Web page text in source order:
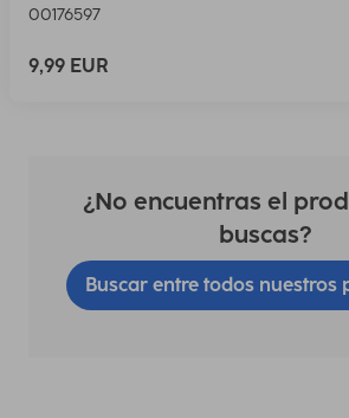
00176597
9,99 EUR
¿No encuentras el
buscas?
Buscar entre todos nuestros